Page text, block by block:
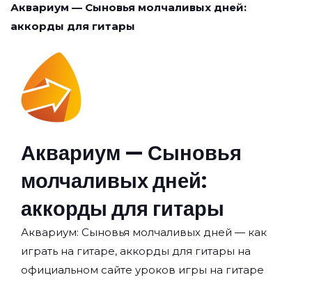
Аквариум — Сыновья молчаливых дней:
аккорды для гитары
Аквариум — Сыновья
молчаливых дней:
аккорды для гитары
Аквариум: Сыновья молчаливых дней — как
играть на гитаре, аккорды для гитары на
официальном сайте уроков игры на гитаре